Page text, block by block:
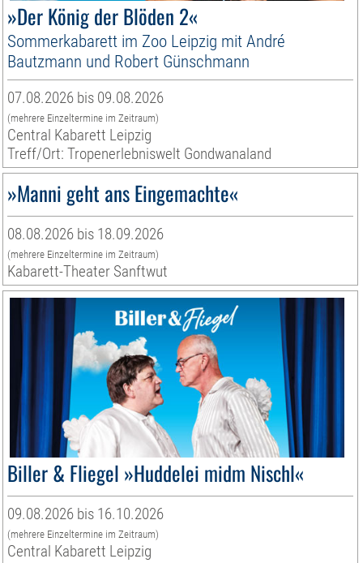
»Der König der Blöden 2«
Sommerkabarett im Zoo Leipzig mit André
Bautzmann und Robert Günschmann
07.08.2026 bis 09.08.2026
(mehrere Einzeltermine im Zeitraum)
Central Kabarett Leipzig
Treff/Ort: Tropenerlebniswelt Gondwanaland
»Manni geht ans Eingemachte«
08.08.2026 bis 18.09.2026
(mehrere Einzeltermine im Zeitraum)
Kabarett-Theater Sanftwut
Biller & Fliegel »Huddelei midm Nischl«
09.08.2026 bis 16.10.2026
(mehrere Einzeltermine im Zeitraum)
Central Kabarett Leipzig